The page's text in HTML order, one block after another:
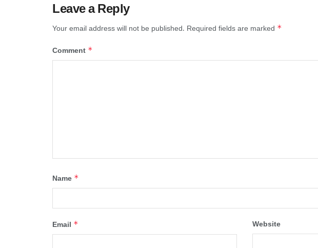
Leave a Reply
Your email address will not be published. Required fields are marked *
Comment *
Name *
Email * Website